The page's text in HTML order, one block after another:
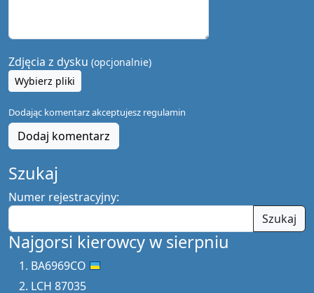
Zdjęcia z dysku (opcjonalnie)
Wybierz pliki
Dodając komentarz akceptujesz regulamin
Dodaj komentarz
Szukaj
Numer rejestracyjny:
Szukaj
Najgorsi kierowcy w sierpniu
BA6969CO
LCH 87035